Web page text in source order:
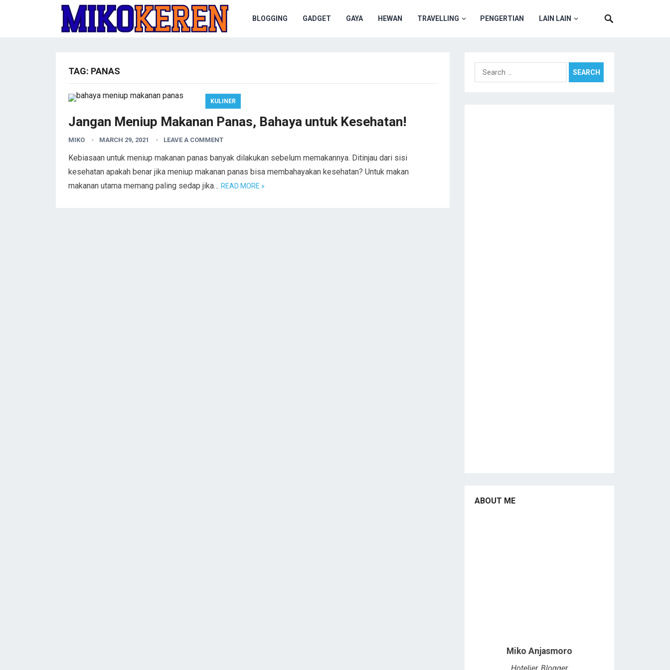
BLOGGING GADGET GAYA HEWAN TRAVELLING PENGERTIAN LAIN LAIN
TAG: PANAS
KULINER
Jangan Meniup Makanan Panas, Bahaya untuk Kesehatan!
MIKO MARCH 29, 2021 LEAVE A COMMENT
Kebiasaan untuk meniup makanan panas banyak dilakukan sebelum memakannya. Ditinjau dari sisi
kesehatan apakah benar jika meniup makanan panas bisa membahayakan kesehatan? Untuk makan
makanan utama memang paling sedap jika… READ MORE »
Search
for:
ABOUT ME
Miko Anjasmoro